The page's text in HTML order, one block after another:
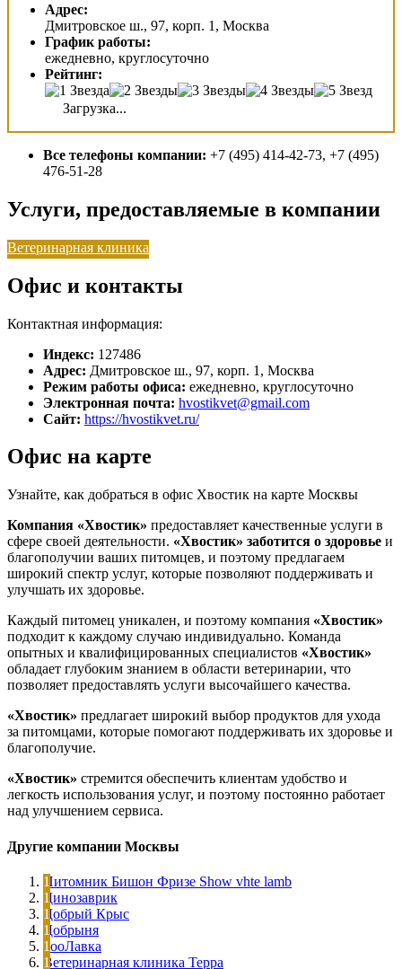
Адрес:
Дмитровское ш., 97, корп. 1, Москва
График работы:
ежедневно, круглосуточно
Рейтинг:
Загрузка...
Все телефоны компании: +7 (495) 414-42-73, +7 (495)
476-51-28
Услуги, предоставляемые в компании
Ветеринарная клиника
Офис и контакты
Контактная информация:
Индекс: 127486
Адрес: Дмитровское ш., 97, корп. 1, Москва
Режим работы офиса: ежедневно, круглосуточно
Электронная почта: hvostikvet@gmail.com
Сайт: https://hvostikvet.ru/
Офис на карте
Узнайте, как добраться в офис Хвостик на карте Москвы
Компания «Хвостик» предоставляет качественные услуги в
сфере своей деятельности. «Хвостик» заботится о здоровье и
благополучии ваших питомцев, и поэтому предлагаем
широкий спектр услуг, которые позволяют поддерживать и
улучшать их здоровье.
Каждый питомец уникален, и поэтому компания «Хвостик»
подходит к каждому случаю индивидуально. Команда
опытных и квалифицированных специалистов «Хвостик»
обладает глубоким знанием в области ветеринарии, что
позволяет предоставлять услуги высочайшего качества.
«Хвостик» предлагает широкий выбор продуктов для ухода
за питомцами, которые помогают поддерживать их здоровье и
благополучие.
«Хвостик» стремится обеспечить клиентам удобство и
легкость использования услуг, и поэтому постоянно работает
над улучшением сервиса.
Другие компании Москвы
Питомник Бишон Фризе Show vhte lamb
Динозаврик
Добрый Крыс
Добрыня
ЗооЛавка
Ветеринарная клиника Терра